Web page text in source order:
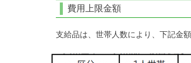
費用上限金額
支給品は、世帯人数により、下記金